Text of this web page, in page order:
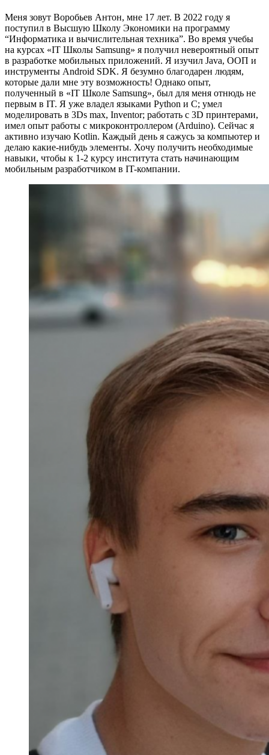
Меня зовут Воробьев Антон, мне 17 лет. В 2022 году я
поступил в Высшую Школу Экономики на программу
“Информатика и вычислительная техника”. Во время учебы
на курсах «IT Школы Samsung» я получил невероятный опыт
в разработке мобильных приложений. Я изучил Java, ООП и
инструменты Android SDK. Я безумно благодарен людям,
которые дали мне эту возможность! Однако опыт,
полученный в «IT Школе Samsung», был для меня отнюдь не
первым в IT. Я уже владел языками Python и C; умел
моделировать в 3Ds max, Inventor; работать с 3D принтерами,
имел опыт работы с микроконтроллером (Arduino). Сейчас я
активно изучаю Kotlin. Каждый день я сажусь за компьютер и
делаю какие-нибудь элементы. Хочу получить необходимые
навыки, чтобы к 1-2 курсу института стать начинающим
мобильным разработчиком в IT-компании.